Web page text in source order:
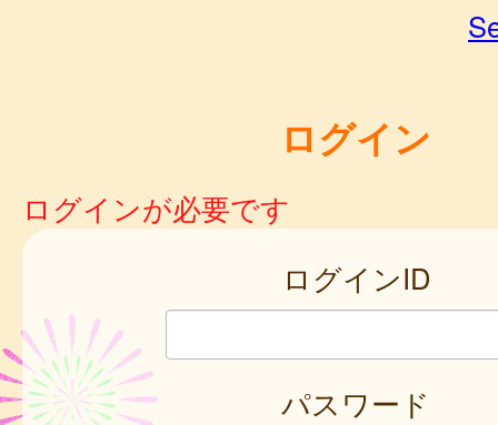
ログイン
ログインが必要です
ログインID
パスワード